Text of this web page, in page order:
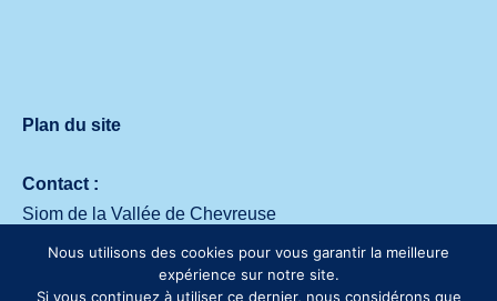
Plan du site
Contact :
Siom de la Vallée de Chevreuse
Avenue des deux Lacs – 91140 Villejust
01 64 53 30 00
Nous utilisons des cookies pour vous garantir la meilleure
expérience sur notre site.
Si vous continuez à utiliser ce dernier, nous considérons que